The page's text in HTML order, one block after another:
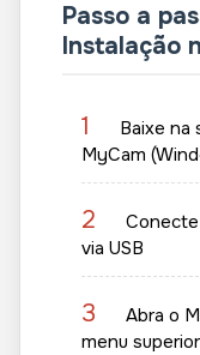
Passo a
Instalação
1
Baixe na
MyCam
2
via USB
3
Abra o
menu